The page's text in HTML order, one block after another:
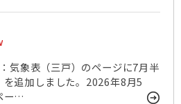
気象表（三戸）のページに7月半
追加しました。2026年8月5
ー…